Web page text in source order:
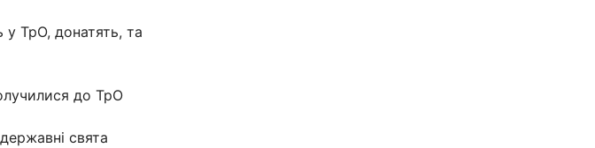
у ТрО, донатять, та
до ТрО
свята